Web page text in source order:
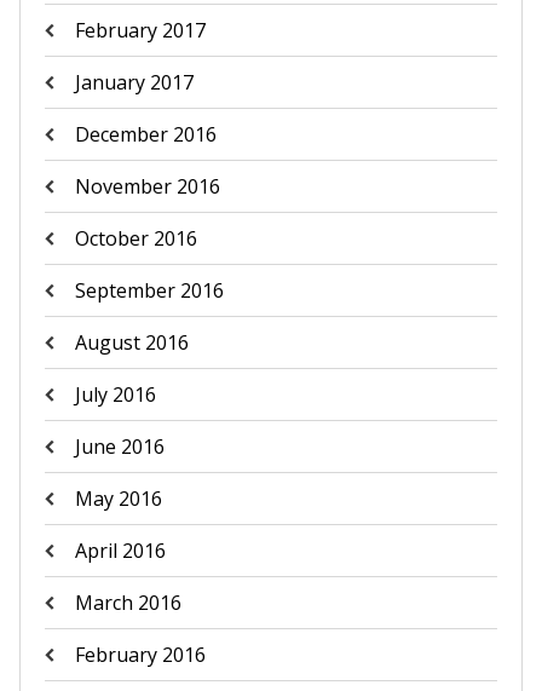
February 2017
January 2017
December 2016
November 2016
October 2016
September 2016
August 2016
July 2016
June 2016
May 2016
April 2016
March 2016
February 2016